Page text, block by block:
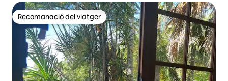
Recomanació del viatger
Recomanació del viatger